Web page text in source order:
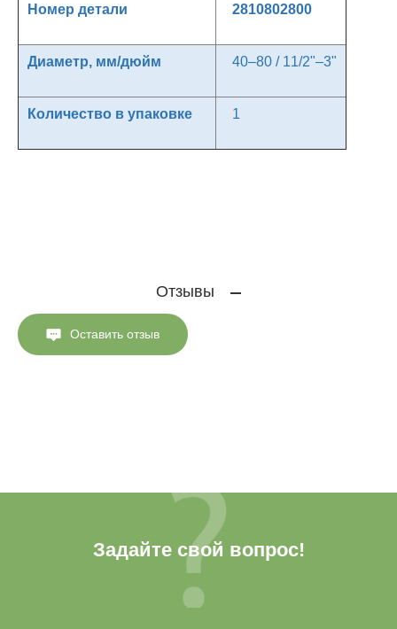
Номер детали 2810802800
Диаметр, мм/дюйм 40–80 / 11/2"–3"
Количество в упаковке 1
Отзывы
Оставить отзыв
Задайте свой вопрос!